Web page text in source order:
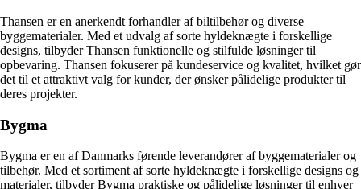
Thansen er en anerkendt forhandler af biltilbehør og diverse
byggematerialer. Med et udvalg af sorte hyldeknægte i forskellige
designs, tilbyder Thansen funktionelle og stilfulde løsninger til
opbevaring. Thansen fokuserer på kundeservice og kvalitet, hvilket gør
det til et attraktivt valg for kunder, der ønsker pålidelige produkter til
deres projekter.
Bygma
Bygma er en af Danmarks førende leverandører af byggematerialer og
tilbehør. Med et sortiment af sorte hyldeknægte i forskellige designs og
materialer, tilbyder Bygma praktiske og pålidelige løsninger til enhver